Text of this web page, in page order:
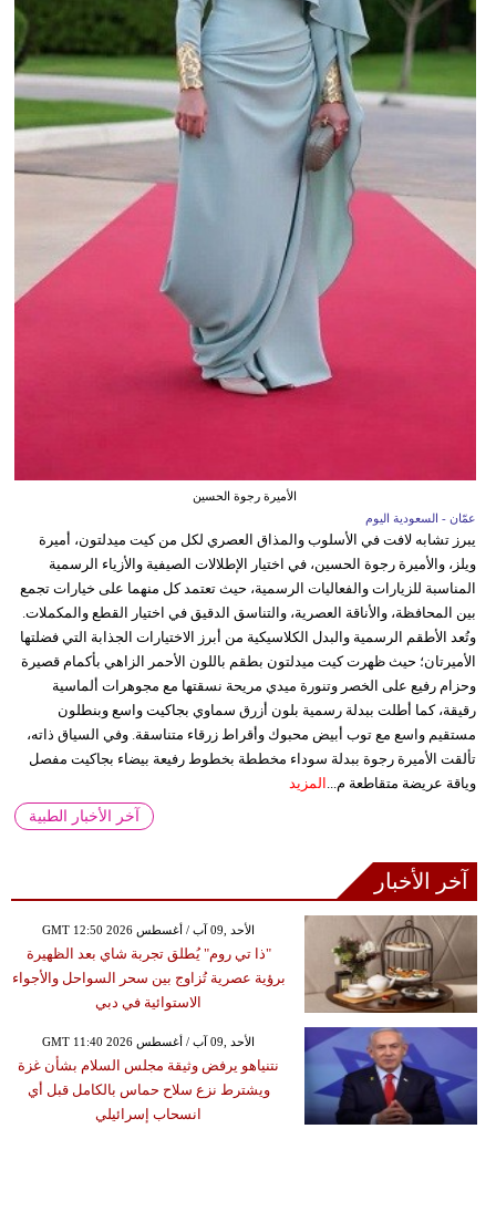
الأميرة رجوة الحسين
عمّان - السعودية اليوم
يبرز تشابه لافت في الأسلوب والمذاق العصري لكل من كيت ميدلتون، أميرة
ويلز، والأميرة رجوة الحسين، في اختيار الإطلالات الصيفية والأزياء الرسمية
المناسبة للزيارات والفعاليات الرسمية، حيث تعتمد كل منهما على خيارات تجمع
بين المحافظة، والأناقة العصرية، والتناسق الدقيق في اختيار القطع والمكملات.
وتُعد الأطقم الرسمية والبدل الكلاسيكية من أبرز الاختيارات الجذابة التي فضلتها
الأميرتان؛ حيث ظهرت كيت ميدلتون بطقم باللون الأحمر الزاهي بأكمام قصيرة
وحزام رفيع على الخصر وتنورة ميدي مريحة نسقتها مع مجوهرات ألماسية
رقيقة، كما أطلت ببدلة رسمية بلون أزرق سماوي بجاكيت واسع وبنطلون
مستقيم واسع مع توب أبيض محبوك وأقراط زرقاء متناسقة. وفي السياق ذاته،
تألقت الأميرة رجوة ببدلة سوداء مخططة بخطوط رفيعة بيضاء بجاكيت مفصل
وياقة عريضة متقاطعة م...
المزيد
آخر الأخبار الطبية
آخر الأخبار
GMT 12:50 2026 الأحد ,09 آب / أغسطس
"ذا تي روم" يُطلق تجربة شاي بعد الظهيرة
برؤية عصرية تُزاوج بين سحر السواحل والأجواء
الاستوائية في دبي
GMT 11:40 2026 الأحد ,09 آب / أغسطس
نتنياهو يرفض وثيقة مجلس السلام بشأن غزة
ويشترط نزع سلاح حماس بالكامل قبل أي
انسحاب إسرائيلي